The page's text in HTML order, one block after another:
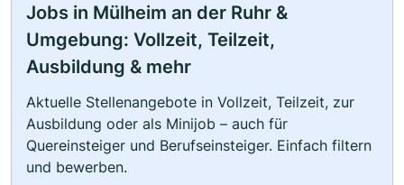
Jobs in Mülheim an der Ruhr &
Umgebung: Vollzeit, Teilzeit,
Ausbildung & mehr
Aktuelle Stellenangebote in Vollzeit, Teilzeit, zur
Ausbildung oder als Minijob – auch für
Quereinsteiger und Berufseinsteiger. Einfach filtern
und bewerben.